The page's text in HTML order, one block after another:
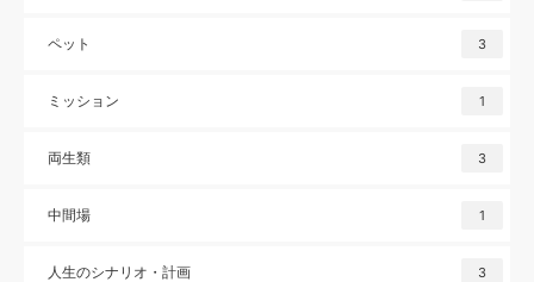
ペット 3
ミッション 1
両生類 3
中間場 1
人生のシナリオ・計画 3